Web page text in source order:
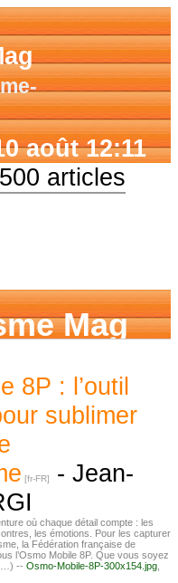
août 12:11
500 articles
Mag
8P : l’outil
sublimer
- Jean-
où chaque détail compte : les
les émotions. Pour les capturer
la Fédération française de
l’Osmo Mobile 8P. Que vous soyez
-- Osmo-Mobile-8P-300x154.jpg